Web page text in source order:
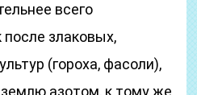
всего
злаковых,
(гороха, фасоли),
азотом, к тому же